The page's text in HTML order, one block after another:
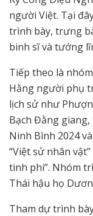
người Việt. Tại
trình bày, trưng
binh sĩ và tướng
Tiếp theo là
Hằng người phụ
lịch sử như
Bạch Đằng giang,
Ninh Bình 2024
“Việt sử nhân
tinh phi”. Nhóm
Thái hậu họ
Tham dự trình